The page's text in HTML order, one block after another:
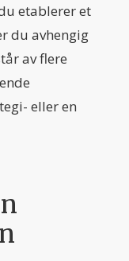
etablerer et
du avhengig
av flere
eller en